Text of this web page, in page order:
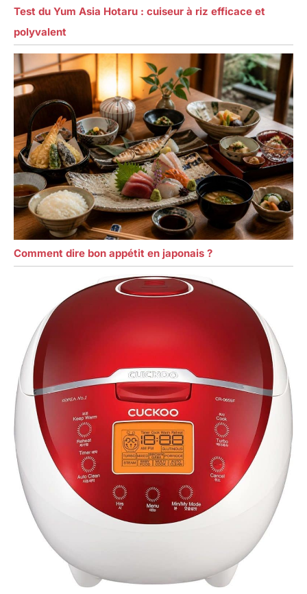
Test du Yum Asia Hotaru : cuiseur à riz efficace et
polyvalent
Comment dire bon appétit en japonais ?